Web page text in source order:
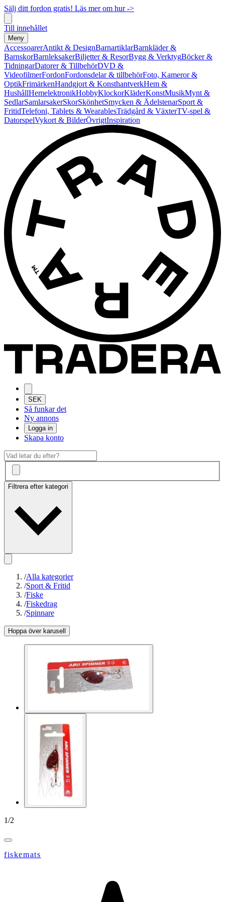
Sälj ditt fordon gratis! Läs mer om hur ->
Till innehållet
Meny
AccessoarerAntikt & DesignBarnartiklarBarnkläder &
BarnskorBarnleksakerBiljetter & ResorBygg & VerktygBöcker &
TidningarDatorer & TillbehörDVD &
VideofilmerFordonFordonsdelar & tillbehörFoto, Kameror &
OptikFrimärkenHandgjort & KonsthantverkHem &
HushållHemelektronikHobbyKlockorKläderKonstMusikMynt &
SedlarSamlarsakerSkorSkönhetSmycken & ÄdelstenarSport &
FritidTelefoni, Tablets & WearablesTrädgård & VäxterTV-spel &
DatorspelVykort & BilderÖvrigtInspiration
SEK
Så funkar det
Ny annons
Logga in
Skapa konto
Filtrera efter kategori
/Alla kategorier
/Sport & Fritid
/Fiske
/Fiskedrag
/Spinnare
Hoppa över karusell
1/2
fiskemats